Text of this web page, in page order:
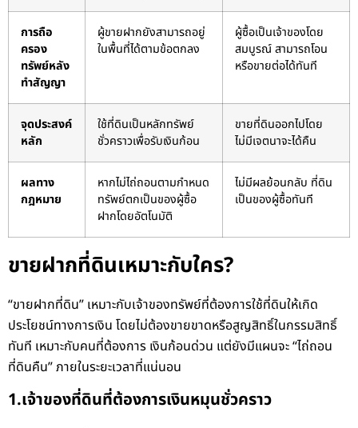
การถือ
ครอง
ทรัพย์หลัง
ทำสัญญา
ผู้ขายฝากยังสามารถอยู่
ในพื้นที่ได้ตามข้อตกลง
ผู้ซื้อเป็นเจ้าของโดย
สมบูรณ์ สามารถโอน
หรือขายต่อได้ทันที
จุดประสงค์
หลัก
ใช้ที่ดินเป็นหลักทรัพย์
ชั่วคราวเพื่อรับเงินก้อน
ขายที่ดินออกไปโดย
ไม่มีเจตนาจะได้คืน
ผลทาง
กฎหมาย
หากไม่ไถ่ถอนตามกำหนด
ทรัพย์ตกเป็นของผู้ซื้อ
ฝากโดยอัตโนมัติ
ไม่มีผลย้อนกลับ ที่ดิน
เป็นของผู้ซื้อทันที
ขายฝากที่ดินเหมาะกับใคร?
“ขายฝากที่ดิน” เหมาะกับเจ้าของทรัพย์ที่ต้องการใช้ที่ดินให้เกิด
ประโยชน์ทางการเงิน โดยไม่ต้องขายขาดหรือสูญสิทธิ์ในกรรมสิทธิ์
ทันที เหมาะกับคนที่ต้องการ เงินก้อนด่วน แต่ยังมีแผนจะ “ไถ่ถอน
ที่ดินคืน” ภายในระยะเวลาที่แน่นอน
1.เจ้าของที่ดินที่ต้องการเงินหมุนชั่วคราว